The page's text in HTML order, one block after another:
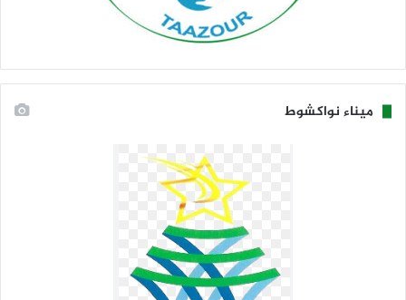
ميناء نواكشوط